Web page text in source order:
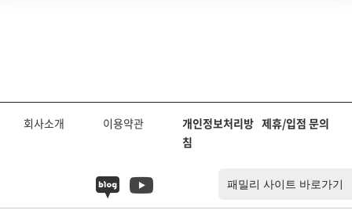
회사소개 이용약관
개인정보처리방
침
제휴/입점 문의